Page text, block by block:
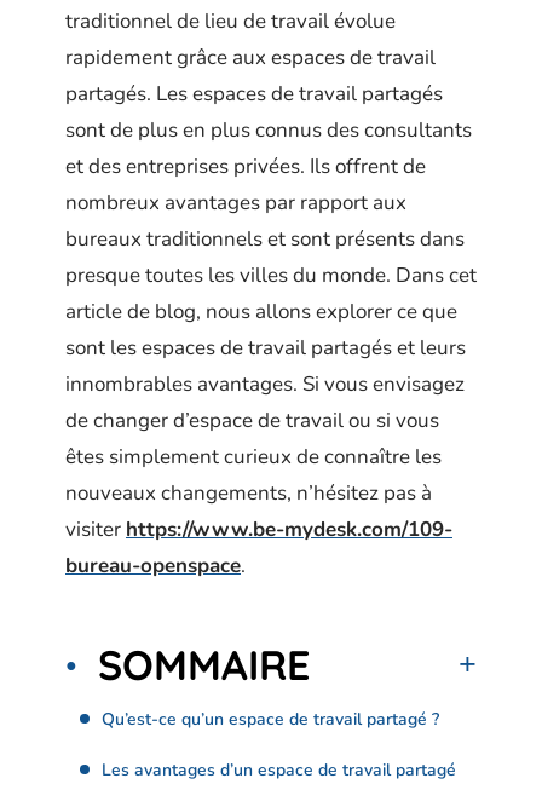
traditionnel de lieu de travail évolue
rapidement grâce aux espaces de travail
partagés. Les espaces de travail partagés
sont de plus en plus connus des consultants
et des entreprises privées. Ils offrent de
nombreux avantages par rapport aux
bureaux traditionnels et sont présents dans
presque toutes les villes du monde. Dans cet
article de blog, nous allons explorer ce que
sont les espaces de travail partagés et leurs
innombrables avantages. Si vous envisagez
de changer d’espace de travail ou si vous
êtes simplement curieux de connaître les
nouveaux changements, n’hésitez pas à
visiter https://www.be-mydesk.com/109-
bureau-openspace.
SOMMAIRE
Qu’est-ce qu’un espace de travail partagé ?
Les avantages d’un espace de travail partagé